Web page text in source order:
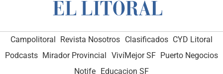
Campolitoral Revista Nosotros Clasificados CYD Litoral
Podcasts Mirador Provincial VivíMejor SF Puerto Negocios
Notife Educacion SF